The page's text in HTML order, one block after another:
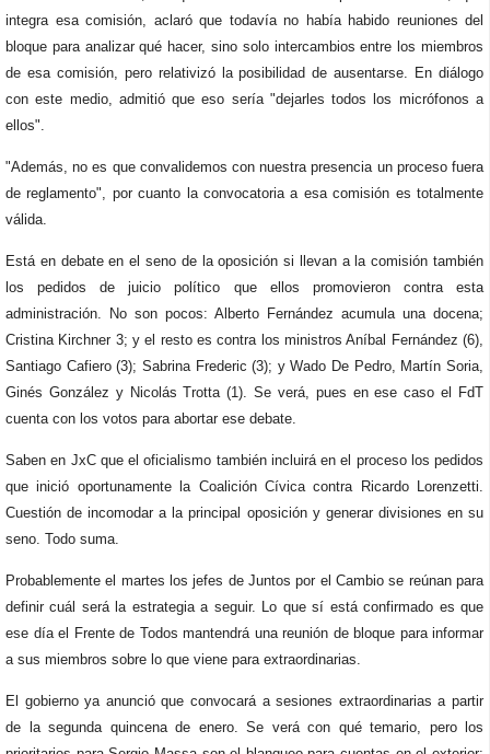
integra esa comisión, aclaró que todavía no había habido reuniones del
bloque para analizar qué hacer, sino solo intercambios entre los miembros
de esa comisión, pero relativizó la posibilidad de ausentarse. En diálogo
con este medio, admitió que eso sería "dejarles todos los micrófonos a
ellos".
"Además, no es que convalidemos con nuestra presencia un proceso fuera
de reglamento", por cuanto la convocatoria a esa comisión es totalmente
válida.
Está en debate en el seno de la oposición si llevan a la comisión también
los pedidos de juicio político que ellos promovieron contra esta
administración. No son pocos: Alberto Fernández acumula una docena;
Cristina Kirchner 3; y el resto es contra los ministros Aníbal Fernández (6),
Santiago Cafiero (3); Sabrina Frederic (3); y Wado De Pedro, Martín Soria,
Ginés González y Nicolás Trotta (1). Se verá, pues en ese caso el FdT
cuenta con los votos para abortar ese debate.
Saben en JxC que el oficialismo también incluirá en el proceso los pedidos
que inició oportunamente la Coalición Cívica contra Ricardo Lorenzetti.
Cuestión de incomodar a la principal oposición y generar divisiones en su
seno. Todo suma.
Probablemente el martes los jefes de Juntos por el Cambio se reúnan para
definir cuál será la estrategia a seguir. Lo que sí está confirmado es que
ese día el Frente de Todos mantendrá una reunión de bloque para informar
a sus miembros sobre lo que viene para extraordinarias.
El gobierno ya anunció que convocará a sesiones extraordinarias a partir
de la segunda quincena de enero. Se verá con qué temario, pero los